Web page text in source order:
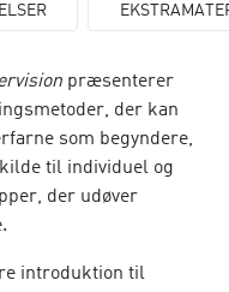
præsenterer
der kan
som begyndere,
til individuel og
der udøver
introduktion til